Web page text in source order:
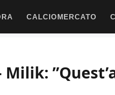
CALCIOMERCATO
Milik: